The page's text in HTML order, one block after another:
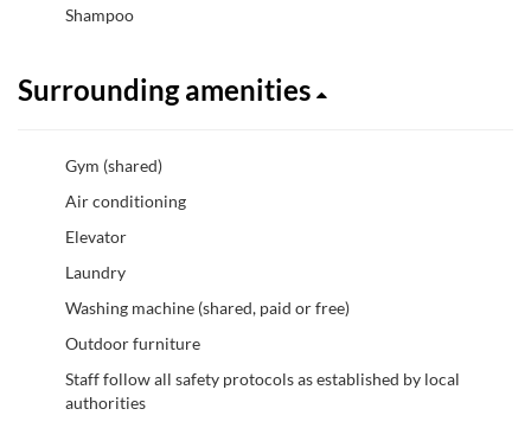
Shampoo
Surrounding amenities
Gym (shared)
Air conditioning
Elevator
Laundry
Washing machine (shared, paid or free)
Outdoor furniture
Staff follow all safety protocols as established by local
authorities